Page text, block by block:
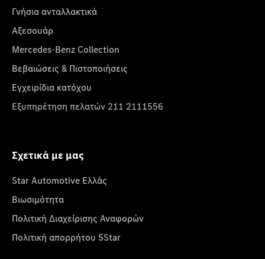
Γνήσια ανταλλακτικά
Αξεσουάρ
Mercedes-Benz Collection
Βεβαιώσεις & Πιστοποιήσεις
Εγχειρίδια κατόχου
Εξυπηρέτηση πελατών 211 2111556
Σχετικά με μας
Star Automotive Ελλάς
Βιωσιμότητα
Πολιτική Διαχείρισης Αναφορών
Πολιτική απορρήτου 5Star